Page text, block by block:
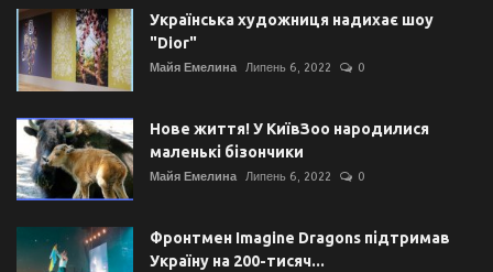
Українська художниця надихає шоу
"Dior"
Майя Емелина Липень 6, 2022 0
Нове життя! У КиївЗоо народилися
маленькі бізончики
Майя Емелина Липень 6, 2022 0
Фронтмен Imagine Dragons підтримав
Україну на 200-тисяч...